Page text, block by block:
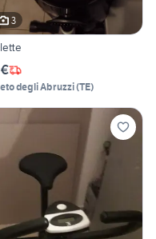
3
degli Abruzzi(TE)